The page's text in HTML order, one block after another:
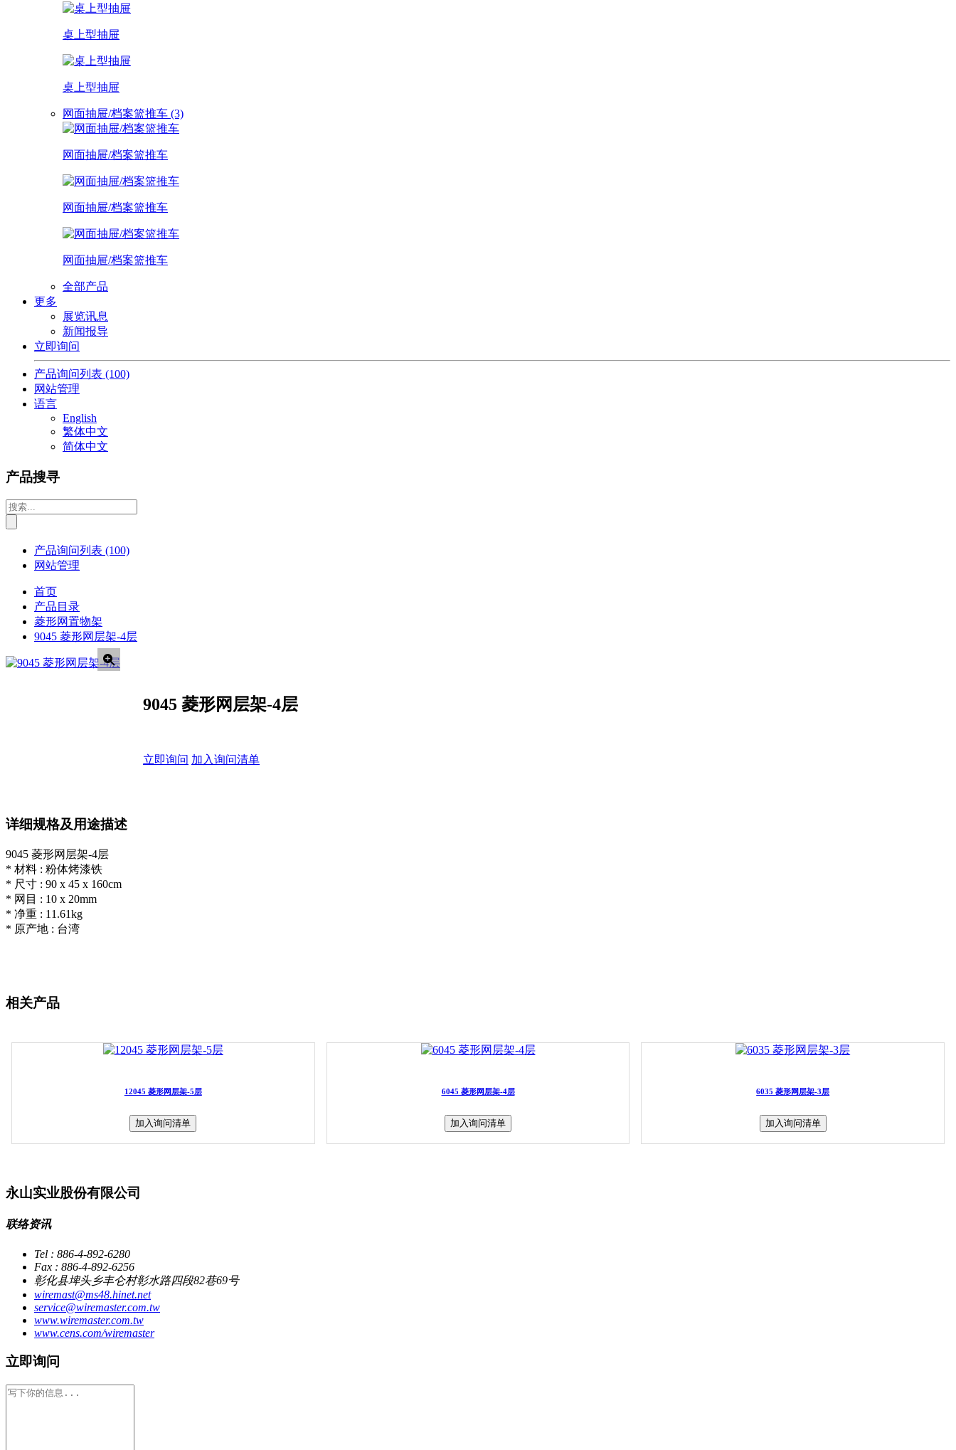
桌上型抽屉
桌上型抽屉
网面抽屉/档案篮推车 (3)
网面抽屉/档案篮推车
网面抽屉/档案篮推车
网面抽屉/档案篮推车
全部产品
更多
展览讯息
新闻报导
立即询问
产品询问列表 (100)
网站管理
语言
English
繁体中文
简体中文
产品搜寻
产品询问列表 (100)
网站管理
首页
产品目录
菱形网置物架
9045 菱形网层架-4层
9045 菱形网层架-4层
立即询问 加入询问清单
详细规格及用途描述
9045 菱形网层架-4层
* 材料 : 粉体烤漆铁
* 尺寸 : 90 x 45 x 160cm
* 网目 : 10 x 20mm
* 净重 : 11.61kg
* 原产地 : 台湾
相关产品
12045 菱形网层架-5层
加入询问清单
6045 菱形网层架-4层
加入询问清单
6035 菱形网层架-3层
加入询问清单
永山实业股份有限公司
联络资讯
Tel : 886-4-892-6280
Fax : 886-4-892-6256
彰化县埤头乡丰仑村彰水路四段82巷69号
wiremast@ms48.hinet.net
service@wiremaster.com.tw
www.wiremaster.com.tw
www.cens.com/wiremaster
立即询问